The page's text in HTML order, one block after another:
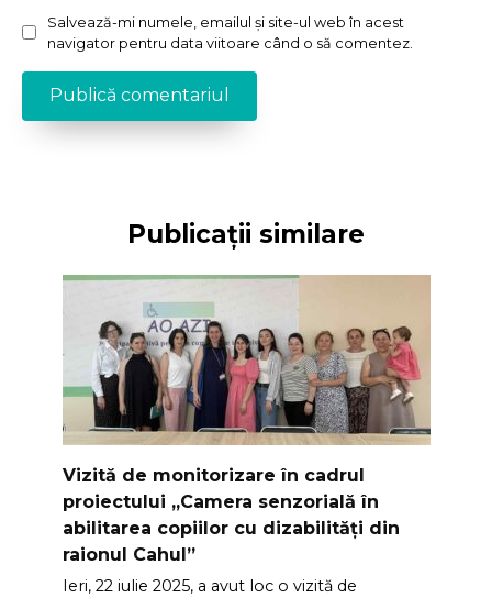
Salvează-mi numele, emailul și site-ul web în acest
navigator pentru data viitoare când o să comentez.
Publicații similare
Vizită de monitorizare în cadrul
proiectului „Camera senzorială în
abilitarea copiilor cu dizabilități din
raionul Cahul”
Ieri, 22 iulie 2025, a avut loc o vizită de